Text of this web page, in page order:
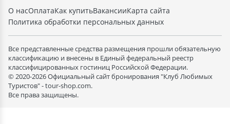
О насОплатаКак купитьВакансииКарта сайта
Политика обработки персональных данных
Все представленные средства размещения прошли обязательную
классификацию и внесены в Единый федеральный реестр
классифицированных гостиниц Российской Федерации.
© 2020-2026 Официальный сайт бронирования "Клуб Любимых
Туристов" - tour-shop.com.
Все права защищены.